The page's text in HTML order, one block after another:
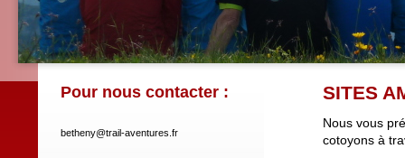
Pour nous contacter :
betheny@trail-aventures.fr
SITES
Nous vous
cotoyons à